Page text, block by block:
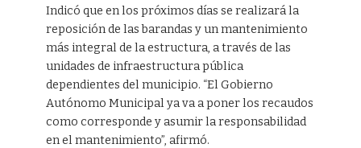
Indicó que en los próximos días se realizará la
reposición de las barandas y un mantenimiento
más integral de la estructura, a través de las
unidades de infraestructura pública
dependientes del municipio. “El Gobierno
Autónomo Municipal ya va a poner los recaudos
como corresponde y asumir la responsabilidad
en el mantenimiento”, afirmó.